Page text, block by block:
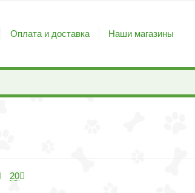
Оплата и доставка Наши магазины
20